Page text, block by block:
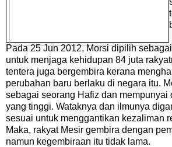
Pada 25 Jun 2012, Morsi dipilih
untuk menjaga kehidupan 84 juta
tentera juga bergembira kerana
perubahan baru berlaku di negara itu.
sebagai seorang Hafiz dan mempunyai
yang tinggi. Wataknya dan ilmunya
sesuai untuk menggantikan kezaliman
Maka, rakyat Mesir gembira dengan
namun kegembiraan itu tidak lama.